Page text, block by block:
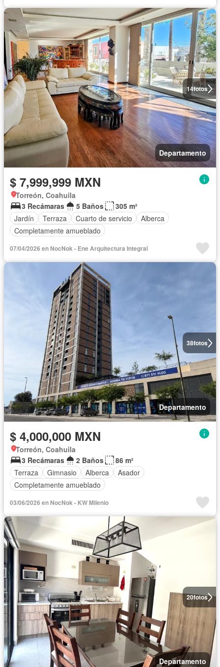
14fotos
Departamento
$ 7,999,999 MXN
Torreón, Coahuila
3 Recámaras
5 Baños
305 m²
Jardín
Terraza Cuarto de servicio
Alberca
Completamente amueblado
07/04/2026 en NocNok - Ene Arquitectura Integral
38fotos
Departamento
$ 4,000,000 MXN
Torreón, Coahuila
3 Recámaras
2 Baños
86 m²
Terraza
Gimnasio Alberca
Asador
Completamente amueblado
03/06/2026 en NocNok - KW Milenio
20fotos
Departamento